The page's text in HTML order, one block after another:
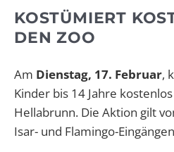
KOSTÜMIERT
DEN ZOO
Am Dienstag, 17. Februar,
Kinder bis 14 Jahre
Hellabrunn. Die Aktion gilt
Isar- und Flamingo-